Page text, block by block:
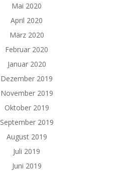
Mai 2020
April 2020
März 2020
Februar 2020
Januar 2020
Dezember 2019
November 2019
Oktober 2019
September 2019
August 2019
Juli 2019
Juni 2019